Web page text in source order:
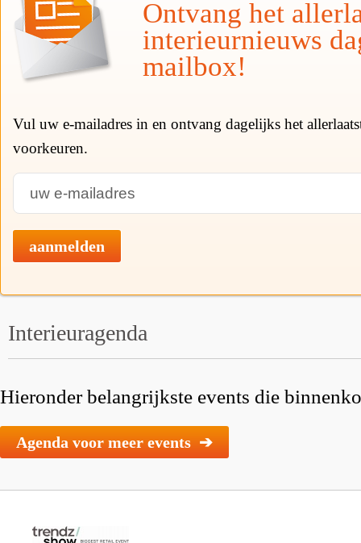
Ontvang het
interieurnieuws
mailbox!
Vul uw e-mailadres in en ontvang dagelijks het
voorkeuren.
aanmelden
Interieuragenda
Hieronder belangrijkste events die
Agenda voor meer events ➔